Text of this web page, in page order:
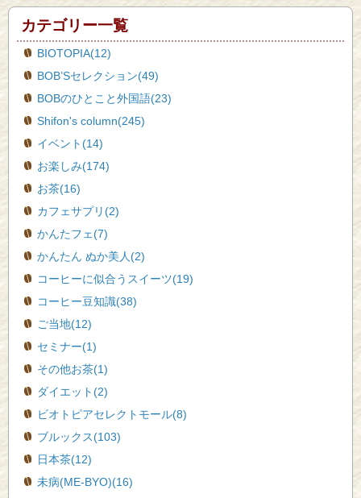
カテゴリー一覧
BIOTOPIA(12)
BOB’Sセレクション(49)
BOBのひとこと外国語(23)
Shifon's column(245)
イベント(14)
お楽しみ(174)
お茶(16)
カフェサプリ(2)
かんたフェ(7)
かんたん ぬか美人(2)
コーヒーに似合うスイーツ(19)
コーヒー豆知識(38)
ご当地(12)
セミナー(1)
その他お茶(1)
ダイエット(2)
ビオトピアセレクトモール(8)
ブルックス(103)
日本茶(12)
未病(ME-BYO)(16)